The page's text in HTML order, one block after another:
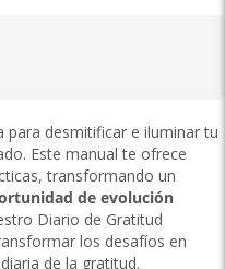
para desmitificar e iluminar tu
Este manual te ofrece
transformando un
de evolución
Diario de Gratitud
los desafíos en
de la gratitud.